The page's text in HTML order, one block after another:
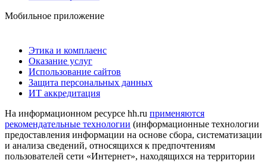
Мобильное приложение
Этика и комплаенс
Оказание услуг
Использование сайтов
Защита персональных данных
ИТ аккредитация
На информационном ресурсе hh.ru применяются
рекомендательные технологии (информационные технологии
предоставления информации на основе сбора, систематизации
и анализа сведений, относящихся к предпочтениям
пользователей сети «Интернет», находящихся на территории